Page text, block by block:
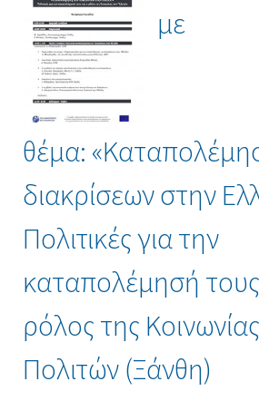
με
θέμα:
διακρίσεων στην
Πολιτικές για την
καταπολέμησή
ρόλος της
Πολιτών (Ξάνθη)